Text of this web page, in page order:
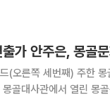
가 안주은, 몽골
(오른쪽 세번째) 주한
골대사관에서 열린 몽